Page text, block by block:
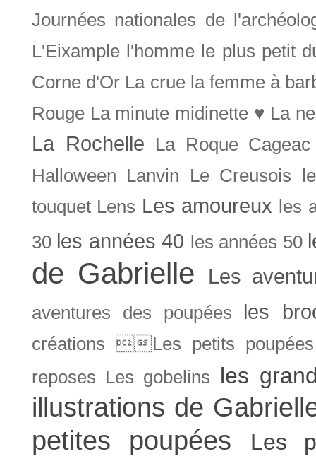
Journées nationales de
L'Eixample l'homme le plus petit
Corne d'Or La crue la femme à
Rouge La minute midinette ♥ La
La Rochelle
La Roque Cageac
Halloween
Lanvin Le Creusois
touquet Lens Les amoureux les
30 les années 40 les années 50
de Gabrielle Les
aventures des poupées les
créations Les petits
reposes Les gobelins les
illustrations de
petites poupées
Les